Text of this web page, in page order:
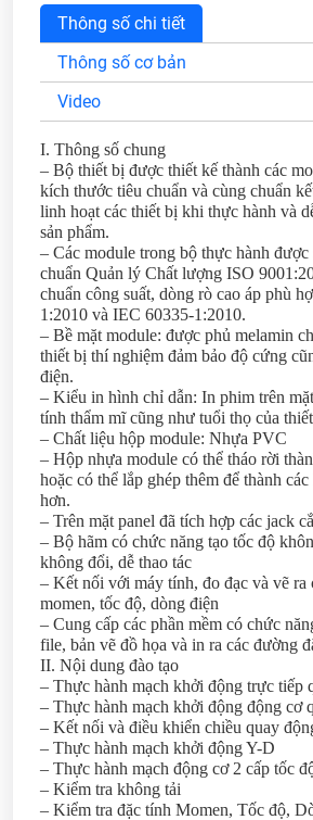
Thông số chi tiết
Thông số cơ bản
Video
I. Thông số chung
– Bộ thiết bị được thiết kế thành các
kích thước tiêu chuẩn và cùng chuẩn
linh hoạt các thiết bị khi thực hành và
sản phẩm.
– Các module trong bộ thực hành được
chuẩn Quản lý Chất lượng ISO
chuẩn công suất, dòng rò cao áp phù
1:2010 và IEC 60335-1:2010.
– Bề mặt module: được phủ melamin
thiết bị thí nghiệm đảm bảo độ cứng
điện.
– Kiểu in hình chỉ dẫn: In phim trên
tính thẩm mĩ cũng như tuổi thọ của
– Chất liệu hộp module: Nhựa PVC
– Hộp nhựa module có thể tháo rời
hoặc có thể lắp ghép thêm để thành
hơn.
– Trên mặt panel đã tích hợp các jack
– Bộ hãm có chức năng tạo tốc độ
không đổi, dễ thao tác
– Kết nối với máy tính, đo đạc và vẽ ra
momen, tốc độ, dòng điện
– Cung cấp các phần mềm có chức
file, bản vẽ đồ họa và in ra các đường
II. Nội dung đào tạo
– Thực hành mạch khởi động trực tiếp
– Thực hành mạch khởi động động cơ
– Kết nối và điều khiển chiều quay
– Thực hành mạch khởi động Y-D
– Thực hành mạch động cơ 2 cấp tốc
– Kiểm tra không tải
– Kiểm tra đặc tính Momen, Tốc độ,